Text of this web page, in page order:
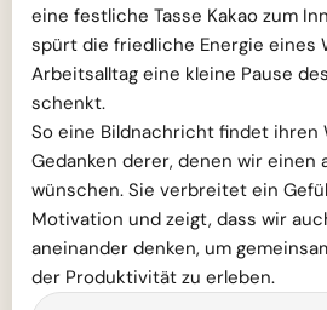
eine festliche Tasse Kakao zum
spürt die friedliche Energie eines
Arbeitsalltag eine kleine Pause
schenkt.
So eine Bildnachricht findet ihren
Gedanken derer, denen wir einen
wünschen. Sie verbreitet ein
Motivation und zeigt, dass wir
aneinander denken, um
der Produktivität zu erleben.